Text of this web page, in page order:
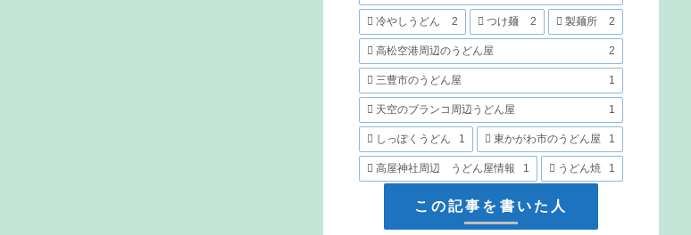
冷やしうどん 2 つけ麺 2 製麺所 2
高松空港周辺のうどん屋 2
三豊市のうどん屋 1
天空のブランコ周辺うどん屋 1
しっぽくうどん 1 東かがわ市のうどん屋 1
高屋神社周辺 うどん屋情報 1 うどん焼 1
この記事を書いた人